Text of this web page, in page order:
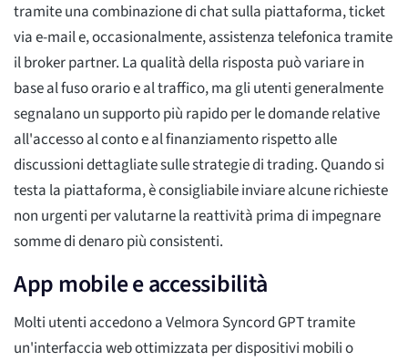
tramite una combinazione di chat sulla piattaforma, ticket
via e-mail e, occasionalmente, assistenza telefonica tramite
il broker partner. La qualità della risposta può variare in
base al fuso orario e al traffico, ma gli utenti generalmente
segnalano un supporto più rapido per le domande relative
all'accesso al conto e al finanziamento rispetto alle
discussioni dettagliate sulle strategie di trading. Quando si
testa la piattaforma, è consigliabile inviare alcune richieste
non urgenti per valutarne la reattività prima di impegnare
somme di denaro più consistenti.
App mobile e accessibilità
Molti utenti accedono a Velmora Syncord GPT tramite
un'interfaccia web ottimizzata per dispositivi mobili o